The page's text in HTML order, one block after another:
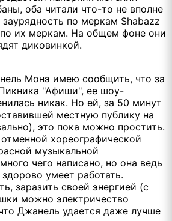
оба читали что-то не вполне
по меркам Shabazz
по их меркам. На общем фоне они
диковинкой.
Монэ имею сообщить, что за
"Афиши", ее шоу-
никак. Но ей, за 50 минут
местную публику на
это пока можно простить.
хореографической
музыкальной
чего написано, но она ведь
умеет работать.
заразить своей энергией (с
можно электричество
Джанель удается даже лучше